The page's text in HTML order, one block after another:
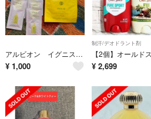
アルビオン イグニス サニーサワー
¥ 1,000
制汗/デオドラント剤
¥ 2,699